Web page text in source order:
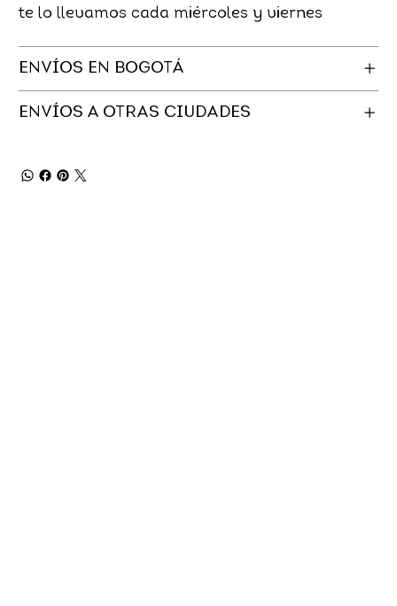
te lo llevamos cada miércoles y viernes
ENVÍOS EN BOGOTÁ
ENVÍOS A OTRAS CIUDADES